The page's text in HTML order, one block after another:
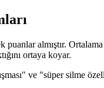
puanlar almıştır.
ortaya koyar.
ve "süper silme